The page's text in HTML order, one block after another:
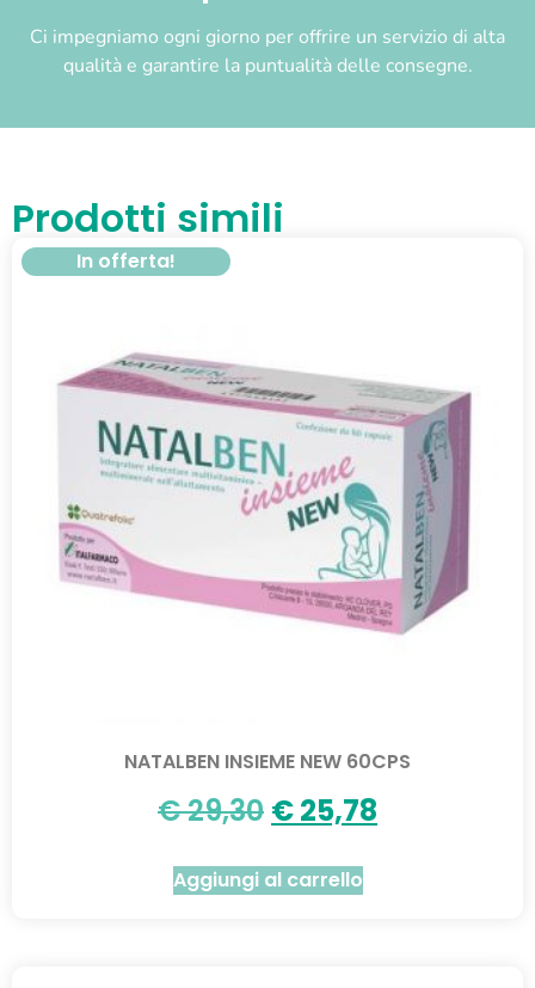
Ci impegniamo ogni giorno per offrire un servizio di alta
qualità e garantire la puntualità delle consegne.
Prodotti simili
In offerta!
NATALBEN INSIEME NEW 60CPS
€29,30 €25,78
Aggiungi al carrello